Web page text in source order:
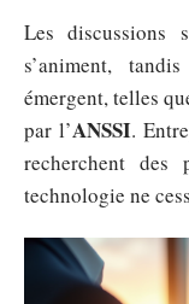
Les discussions
s’animent,
émergent, telles
par l’ANSSI.
recherchent des
technologie ne